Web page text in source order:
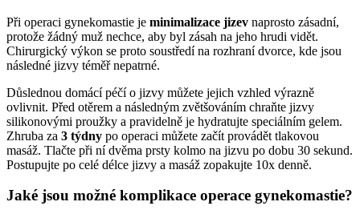
Při operaci gynekomastie je minimalizace jizev naprosto zásadní,
protože žádný muž nechce, aby byl zásah na jeho hrudi vidět.
Chirurgický výkon se proto soustředí na rozhraní dvorce, kde jsou
následné jizvy téměř nepatrné.
Důslednou domácí péčí o jizvy můžete jejich vzhled výrazně
ovlivnit. Před otěrem a následným zvětšováním chraňte jizvy
silikonovými proužky a pravidelně je hydratujte speciálním gelem.
Zhruba za 3 týdny po operaci můžete začít provádět tlakovou
masáž. Tlačte při ní dvěma prsty kolmo na jizvu po dobu 30 sekund.
Postupujte po celé délce jizvy a masáž zopakujte 10x denně.
Jaké jsou možné komplikace operace gynekomastie?